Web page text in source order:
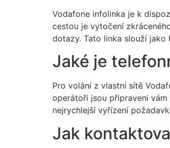
Vodafone infolinka je k
cestou je vytočení
dotazy. Tato linka slouží jako
Jaké je
Pro volání z vlastní sítě
operátoři jsou připraveni
nejrychlejší vyřízení
Jak